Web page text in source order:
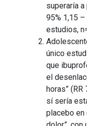
superaría a
95% 1,15 –
estudios,
único
que
el
horas” (RR
sí sería
placebo en